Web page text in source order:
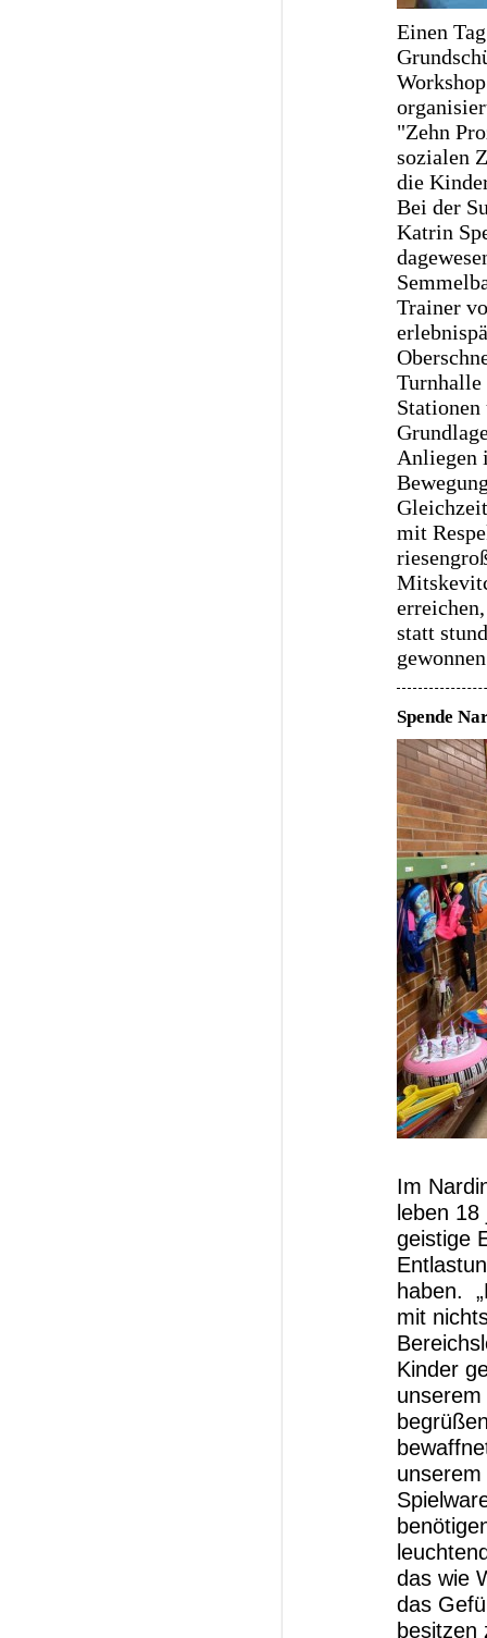
Einen
"Zehn
sozialen
die
Bei der
Katrin
Trainer
Turnhalle
Anliegen
mit
statt
Spende
Im
leben
geistige
haben.
mit
Kinder
das wie
das
besitzen